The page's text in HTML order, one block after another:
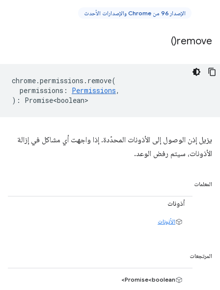
الإصدار 96 من Chrome والإصدارات الأحدث
remove(
)
chrome.permissions . remove(
permissions : Permissions,
) : Promise<boolean>
يزيل إذن الوصول إلى الأذونات المحدّدة. إذا واجهت أي مشاكل في إزالة
الأذونات، سيتم رفض الوعد.
المعلمات
أذونات
الأذونات
المرتجعات
Promise<boolean>